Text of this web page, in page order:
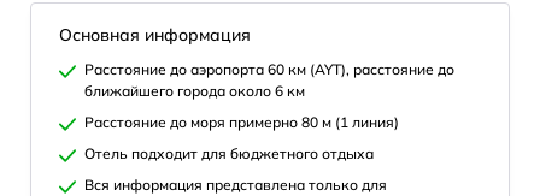
Основная информация
Расстояние до аэропорта 60 км (AYT), расстояние до
ближайшего города около 6 км
Расстояние до моря примерно 80 м (1 линия)
Отель подходит для бюджетного отдыха
Вся информация представлена только для